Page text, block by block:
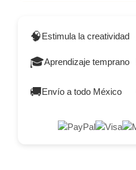
🧠Estimula la creatividad
🎓Aprendizaje temprano
🚚Envío a todo México